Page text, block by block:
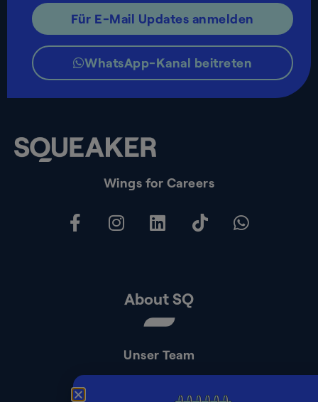
Wings for Careers
About SQ
Unser Team
Für E-Mail Updates anmelden
WhatsApp-Kanal beitreten